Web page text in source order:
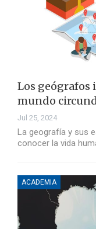
Los geógrafos
mundo
Jul 25, 2024
La geografía y sus
conocer la vida
ACADEMIA